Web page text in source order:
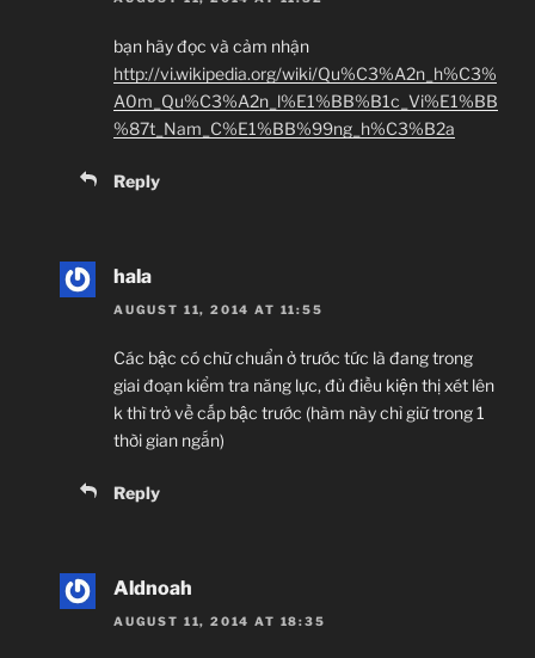
~Thành viên thực hiện~
Zenko
JJ-Channel
Hỏa Tinh Đại Chiến Địa Cầu.
bạn hãy đọc và cảm nhận
http://vi.wikipedia.org/wiki/Qu%C3%A2n_h%C3%
A0m_Qu%C3%A2n_l%E1%BB%B1c_Vi%E1%BB
%87t_Nam_C%E1%BB%99ng_h%C3%B2a
Reply
hala
AUGUST 11, 2014 AT 11:55
Các bậc có chữ chuẩn ở trước tức là đang trong
giai đoạn kiểm tra năng lực, đủ điều kiện thị xét lên
k thì trở về cấp bậc trước (hàm này chỉ giữ trong 1
thời gian ngắn)
Reply
Aldnoah
AUGUST 11, 2014 AT 18:35